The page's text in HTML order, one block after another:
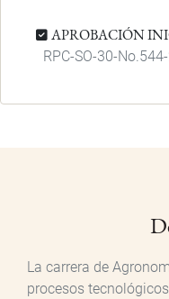
APROBACIÓN
RPC-SO-30-
La carrera de
procesos